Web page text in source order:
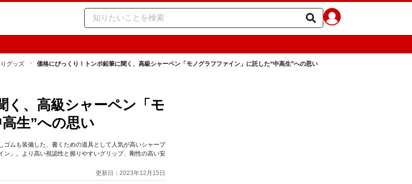
グッズ 価格にびっくり！トンボ鉛筆に聞く、高級シャーペン「モノグラフファイン」に託した“中高生”への思い
く、高級シャーペン「モ
生”への思い
ムも装備した、書くための道具として人気が高いシャープ
」。より高い視認性と握りやすいグリップ、剛性の高い安
更新日：2023年12月15日